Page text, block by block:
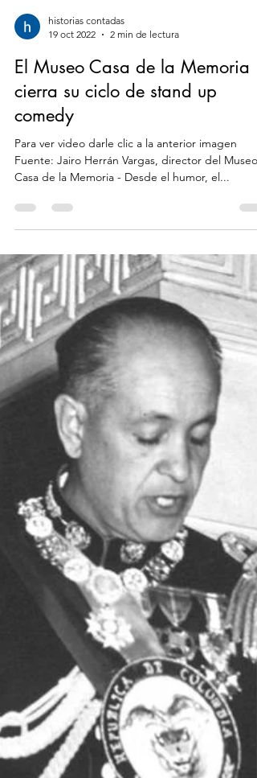
19 oct 2022
2 min de lectura
El Museo Casa de la Memoria
cierra su ciclo de stand up
comedy
Para ver video darle clic a la anterior imagen
Casa de la Memoria - Desde el humor, el...